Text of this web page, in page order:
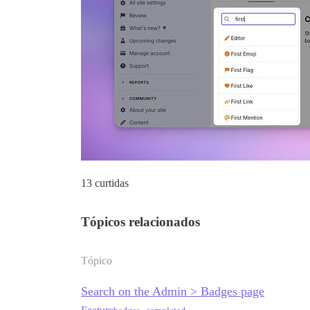
13 curtidas
Tópicos relacionados
Tópico
Search on the Admin > Badges page